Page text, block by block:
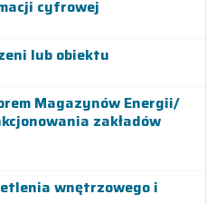
cyfrowej
lub obiektu
Magazynów Energii/
zakładów
wnętrzowego i